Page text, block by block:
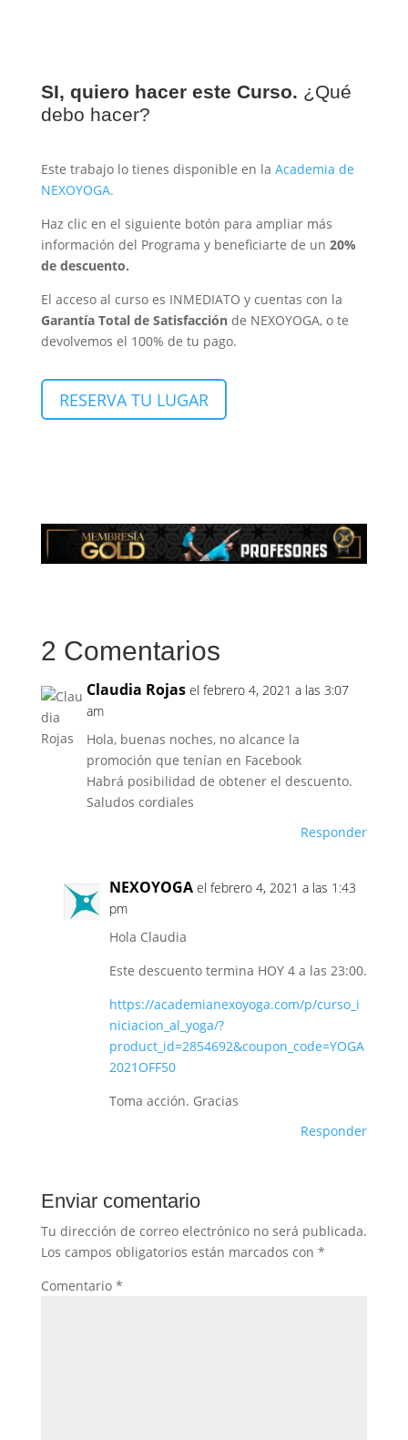
SI, quiero hacer este Curso. ¿Qué
debo hacer?
Este trabajo lo tienes disponible en la Academia de
NEXOYOGA.
Haz clic en el siguiente botón para ampliar más
información del Programa y beneficiarte de un 20%
de descuento.
El acceso al curso es INMEDIATO y cuentas con la
Garantía Total de Satisfacciónde NEXOYOGA, o te
devolvemos el 100% de tu pago.
RESERVA TU LUGAR
2 Comentarios
Claudia Rojas el febrero 4, 2021 a las 3:07
am
Hola, buenas noches, no alcance la
promoción que tenían en Facebook
Habrá posibilidad de obtener el descuento.
Saludos cordiales
Responder
NEXOYOGA el febrero 4, 2021 a las 1:43
pm
Hola Claudia
Este descuento termina HOY 4 a las 23:00.
https://academianexoyoga.com/p/curso_i
niciacion_al_yoga/?
product_id=2854692&coupon_code=YOGA
2021OFF50
Toma acción. Gracias
Responder
Enviar comentario
Tu dirección de correo electrónico no será publicada.
Los campos obligatorios están marcados con *
Comentario *